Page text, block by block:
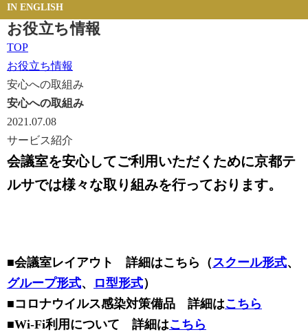
IN ENGLISH
お役立ち情報
TOP
お役立ち情報
安心への取組み
安心への取組み
2021.07.08
サービス紹介
会議室を安心してご利用いただくために京都テ
ルサでは様々な取り組みを行っております。
■会議室レイアウト 詳細はこちら（ スクール形式、
グループ形式、 ロ型形式）
■コロナウイルス感染対策備品 詳細はこちら
■Wi-Fi利用について 詳細はこちら